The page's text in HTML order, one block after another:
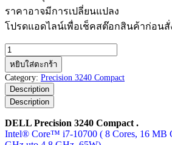
ราคาอาจมีการเปลี่ยนแปลง
โปรดแอดไลน์เพื่อเช็คสต๊อกสินค้าก่อนสั่
จำนวน
DELL
Precision
3240
Compact
ชิ้น
หยิบใส่ตะกร้า
Category: Precision 3240 Compact
Description
Description
DELL Precision 3240 Compact .
Intel® Core™ i7-10700 ( 8 Cores, 16 MB